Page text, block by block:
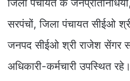
जिला पंचायत के
सरपंचों, जिला पंचायत सीईओ
जनपद सीईओ श्री राजेश सेंगर
अधिकारी-कर्मचारी उपस्थित रहे।